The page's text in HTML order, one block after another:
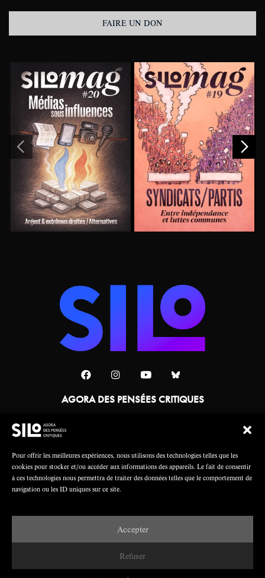
Pour offrir les meilleures expériences, nous utilisons des technologies telles que les
cookies pour stocker et/ou accéder aux informations des appareils. Le fait de consentir
à ces technologies nous permettra de traiter des données telles que le comportement de
navigation ou les ID uniques sur ce site.
Accepter
Refuser
FAIRE UN DON
AGORA DES PENSÉES CRITIQUES